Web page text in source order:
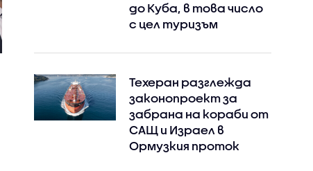
до Куба, в това число
с цел туризъм
Техеран разглежда
законопроект за
забрана на кораби от
САЩ и Израел в
Ормузкия проток